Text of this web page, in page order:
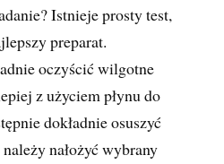
Istnieje prosty test,
preparat.
oczyścić wilgotne
z użyciem płynu do
dokładnie osuszyć
nałożyć wybrany